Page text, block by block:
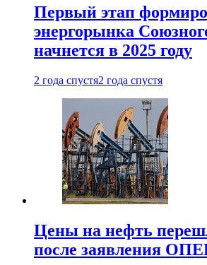
Первый этап
энергорынка
начнется в 2025 году
2 года спустя2 года спустя
Цены на нефть
после заявления